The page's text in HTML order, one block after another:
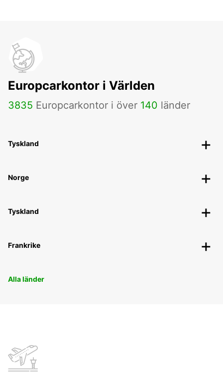
Europcarkontor i Världen
3835 Europcarkontor i över 140 länder
Tyskland
Norge
Tyskland
Frankrike
Alla länder